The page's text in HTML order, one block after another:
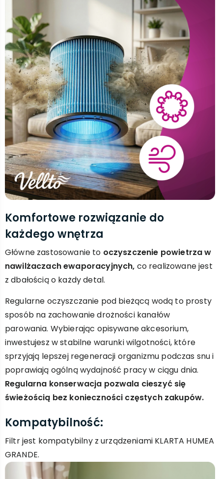
Komfortowe rozwiązanie do
każdego wnętrza
Główne zastosowanie to oczyszczenie powietrza w
nawilżaczach ewaporacyjnych, co realizowane jest
z dbałością o każdy detal.
Regularne oczyszczanie pod bieżącą wodą to prosty
sposób na zachowanie drożności kanałów
parowania. Wybierając opisywane akcesorium,
inwestujesz w stabilne warunki wilgotności, które
sprzyjają lepszej regeneracji organizmu podczas snu i
poprawiają ogólną wydajność pracy w ciągu dnia.
Regularna konserwacja pozwala cieszyć się
świeżością bez konieczności częstych zakupów.
Kompatybilność:
Filtr jest kompatybilny z urządzeniami KLARTA HUMEA
GRANDE.